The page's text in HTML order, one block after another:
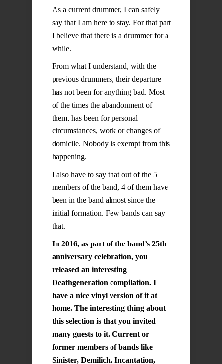
As a current drummer, I can safely
say that I am here to stay. For that part
I believe that there is a drummer for a
while.
From what I understand, with the
previous drummers, their departure
has not been for anything bad. Most
of the times the abandonment of
them, has been for personal
circumstances, work or changes of
domicile. Nobody is exempt from this
happening.
I also have to say that out of the 5
members of the band, 4 of them have
been in the band almost since the
initial formation. Few bands can say
that.
In 2016, as part of the band’s 25th
anniversary celebration, you
released an interesting
Deathgeneration compilation. I
have a nice vinyl version of it at
home. The interesting thing about
this selection is that you invited
many guests to it. Current or
former members of bands like
Sinister, Demilich, Incantation,